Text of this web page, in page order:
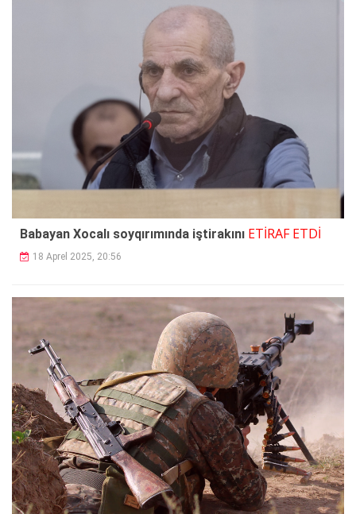
Babayan Xocalı soyqırımında iştirakını ETİRAF ETDİ
18 Aprel 2025, 20:56